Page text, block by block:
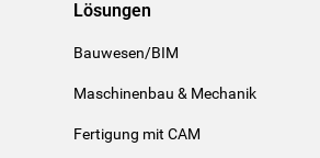
Lösungen
Bauwesen/BIM
Maschinenbau & Mechanik
Fertigung mit CAM